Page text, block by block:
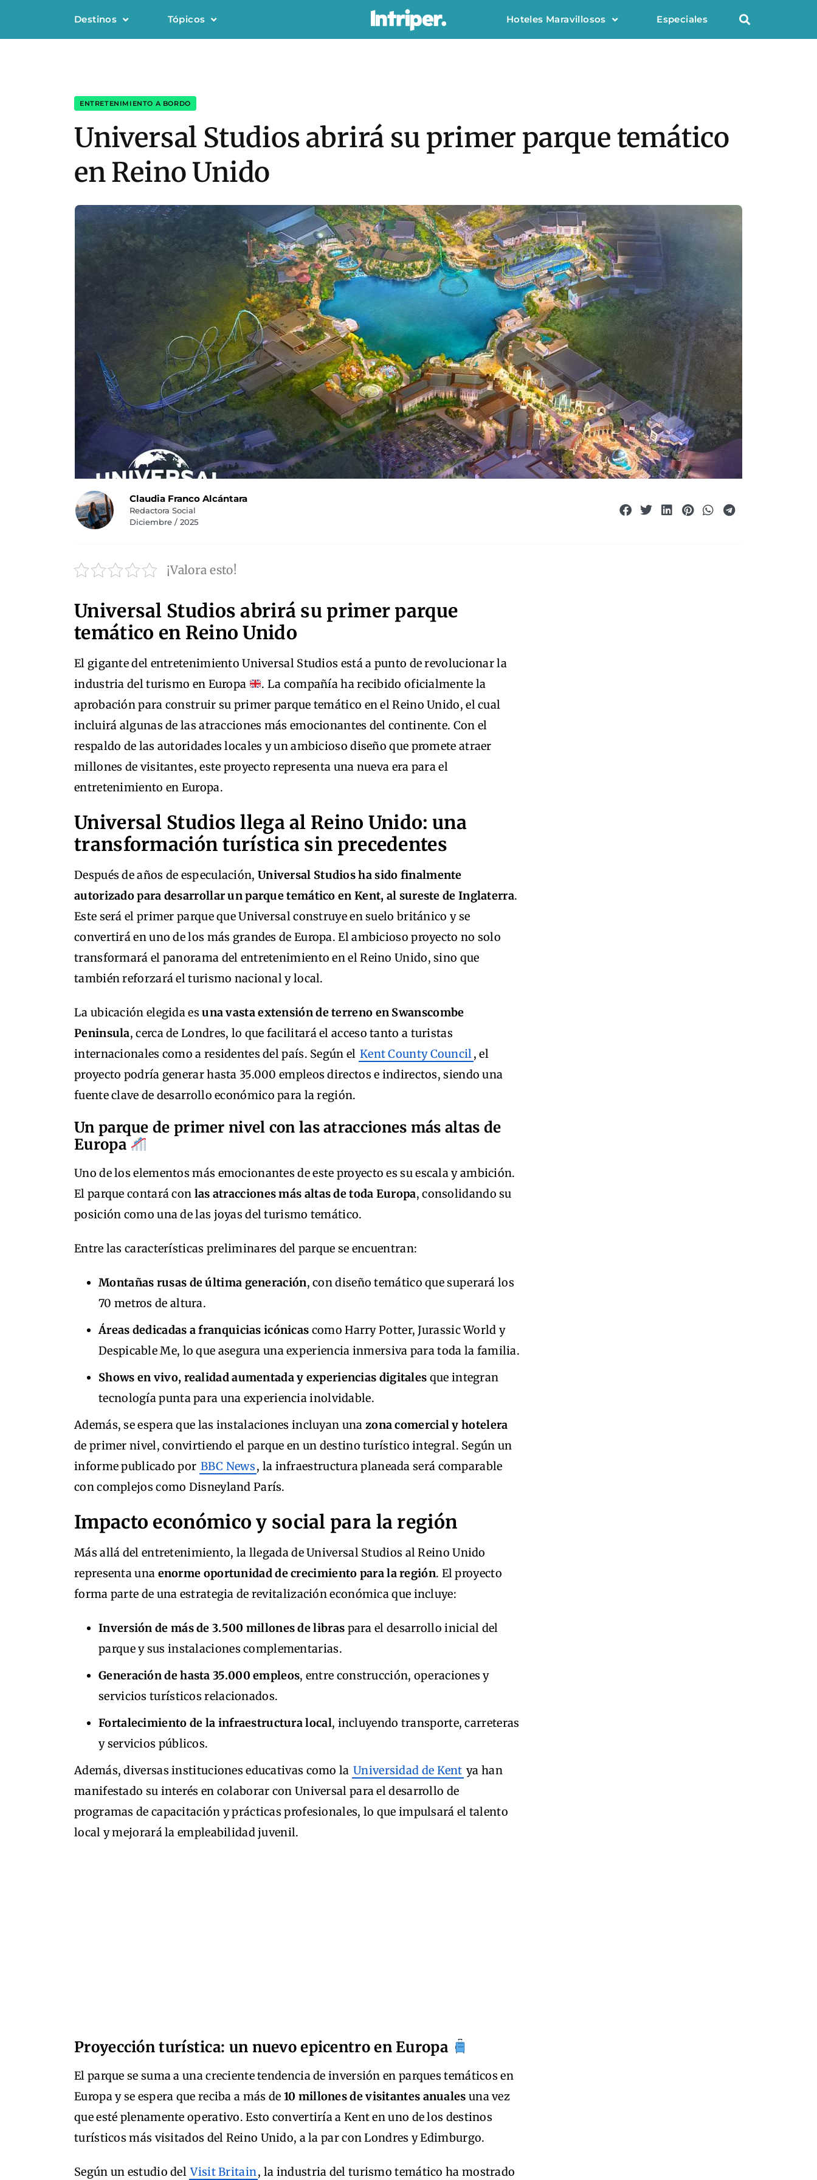
Destinos Tópicos Hoteles Maravillosos Especiales
ENTRETENIMIENTO A BORDO
Universal Studios abrirá su primer parque temático
en Reino Unido
Claudia Franco Alcántara
Redactora Social
Diciembre / 2025
¡Valora esto!
Universal Studios abrirá su primer parque
temático en Reino Unido
El gigante del entretenimiento Universal Studios está a punto de revolucionar la
industria del turismo en Europa
. La compañía ha recibido oficialmente la
aprobación para construir su primer parque temático en el Reino Unido, el cual
incluirá algunas de las atracciones más emocionantes del continente. Con el
respaldo de las autoridades locales y un ambicioso diseño que promete atraer
millones de visitantes, este proyecto representa una nueva era para el
entretenimiento en Europa.
Universal Studios llega al Reino Unido: una
transformación turística sin precedentes
Después de años de especulación, Universal Studios ha sido finalmente
autorizado para desarrollar un parque temático en Kent, al sureste de Inglaterra.
Este será el primer parque que Universal construye en suelo británico y se
convertirá en uno de los más grandes de Europa. El ambicioso proyecto no solo
transformará el panorama del entretenimiento en el Reino Unido, sino que
también reforzará el turismo nacional y local.
La ubicación elegida esuna vasta extensión de terreno en Swanscombe
Peninsula, cerca de Londres, lo que facilitará el acceso tanto a turistas
internacionales como a residentes del país. Según el Kent County Council, el
proyecto podría generar hasta 35.000 empleos directos e indirectos, siendo una
fuente clave de desarrollo económico para la región.
Un parque de primer nivel con las atracciones más altas de
Europa
Uno de los elementos más emocionantes de este proyecto es su escala y ambición.
El parque contará con las atracciones más altas de toda Europa, consolidando su
posición como una de las joyas del turismo temático.
Entre las características preliminares del parque se encuentran:
Montañas rusas de última generación, con diseño temático que superará los
70 metros de altura.
Áreas dedicadas a franquicias icónicas como Harry Potter, Jurassic World y
Despicable Me, lo que asegura una experiencia inmersiva para toda la familia.
Shows en vivo, realidad aumentada y experiencias digitales que integran
tecnología punta para una experiencia inolvidable.
Además, se espera que las instalaciones incluyan una zona comercial y hotelera
de primer nivel, convirtiendo el parque en un destino turístico integral. Según un
informe publicado por BBC News, la infraestructura planeada será comparable
con complejos como Disneyland París.
Impacto económico y social para la región
Más allá del entretenimiento, la llegada de Universal Studios al Reino Unido
representa una enorme oportunidad de crecimiento para la región. El proyecto
forma parte de una estrategia de revitalización económica que incluye:
Inversión de más de 3.500 millones de libras para el desarrollo inicial del
parque y sus instalaciones complementarias.
Generación de hasta 35.000 empleos, entre construcción, operaciones y
servicios turísticos relacionados.
Fortalecimiento de la infraestructura local, incluyendo transporte, carreteras
y servicios públicos.
Además, diversas instituciones educativas como la Universidad de Kent ya han
manifestado su interés en colaborar con Universal para el desarrollo de
programas de capacitación y prácticas profesionales, lo que impulsará el talento
local y mejorará la empleabilidad juvenil.
Proyección turística: un nuevo epicentro en Europa
El parque se suma a una creciente tendencia de inversión en parques temáticos en
Europa y se espera que reciba a más de 10 millones de visitantes anuales una vez
que esté plenamente operativo. Esto convertiría a Kent en uno de los destinos
turísticos más visitados del Reino Unido, a la par con Londres y Edimburgo.
Según un estudio del Visit Britain, la industria del turismo temático ha mostrado